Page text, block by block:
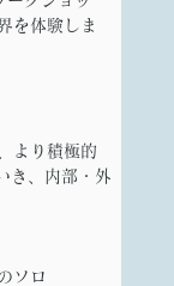
を体験しま
より積極的
き、内部・外
ソロ